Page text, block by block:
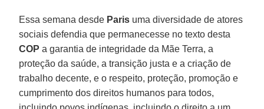
Essa semana desde Paris uma diversidade de atores
sociais defendia que permanecesse no texto desta
COP a garantia de integridade da Mãe Terra, a
proteção da saúde, a transição justa e a criação de
trabalho decente, e o respeito, proteção, promoção e
cumprimento dos direitos humanos para todos,